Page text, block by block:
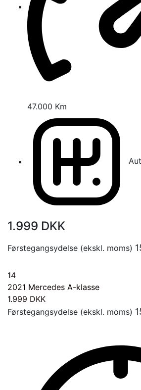
47.000 Km
1.999 DKK
Førstegangsydelse (ekskl. moms)
14
2021 Mercedes A-klasse
1.999 DKK
Førstegangsydelse (ekskl. moms)